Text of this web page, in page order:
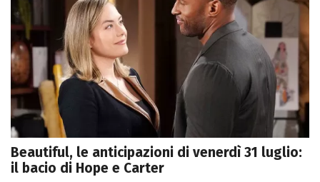
Beautiful, le anticipazioni di venerdì 31 luglio:
il bacio di Hope e Carter